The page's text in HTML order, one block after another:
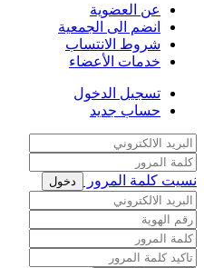
عن العضوية
انضم الى الجمعية
شروط الانتساب
خدمات الأعضاء
تسجيل الدخول
حساب جديد
نسيت كلمة المرور دخول